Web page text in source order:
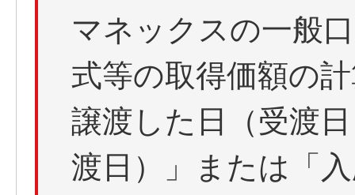
マネックスの一般
式等の取得価額の
譲渡した日（受渡
渡日）」または「